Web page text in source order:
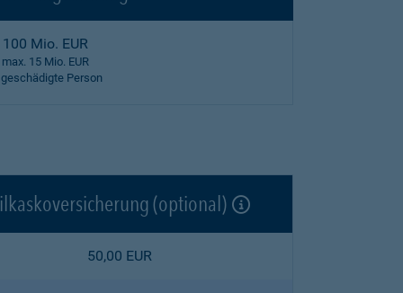
100 Mio. EUR
max. 15 Mio. EUR
Person
(optional)
50,00 EUR